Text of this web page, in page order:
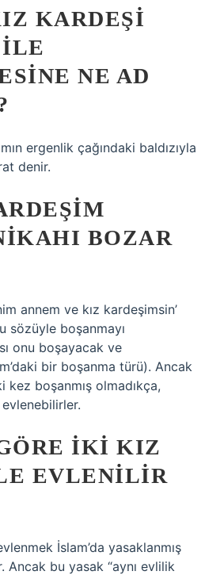
KARDEŞI
NE AD
ergenlik çağındaki baldızıyla
denir.
BOZAR
annem ve kız kardeşimsin’
sözüyle boşanmayı
onu boşayacak ve
bir boşanma türü). Ancak
kez boşanmış olmadıkça,
IKI KIZ
EVLENILIR
İslam’da yasaklanmış
bu yasak “aynı evlilik